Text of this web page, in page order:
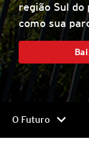
região Sul do
como sua
O Futuro chevron_right